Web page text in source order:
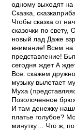
одному выходят на
Сказка,
Чтобы сказка от
сказочки по свету,
новый лад Даже
внимание! Всем
представление!
сегодня ждет А
Все: скажем
музыку вылетает
Муха
Позолоченное
И там денежку
платье голубое?
минутку… Что ж,